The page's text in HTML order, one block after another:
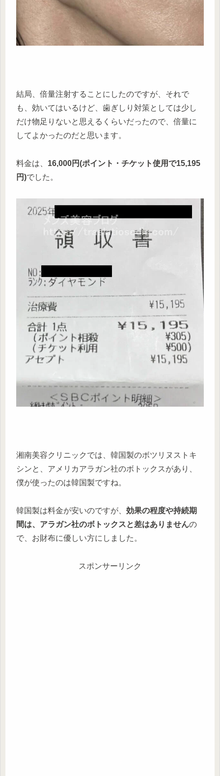
結局、倍量注射することにしたのですが、それで
も、効いてはいるけど、歯ぎしり対策としては少し
だけ物足りないと思えるくらいだったので、倍量に
してよかったのだと思います。
料金は、 16,000円(ポイント・チケット使用で15,195
円)でした。
湘南美容クリニックでは、韓国製のボツリヌストキ
シンと、アメリカアラガン社のボトックスがあり、
僕が使ったのは韓国製ですね。
韓国製は料金が安いのですが、 効果の程度や持続期
間は、アラガン社のボトックスと差はありませんの
で、お財布に優しい方にしました。
スポンサーリンク